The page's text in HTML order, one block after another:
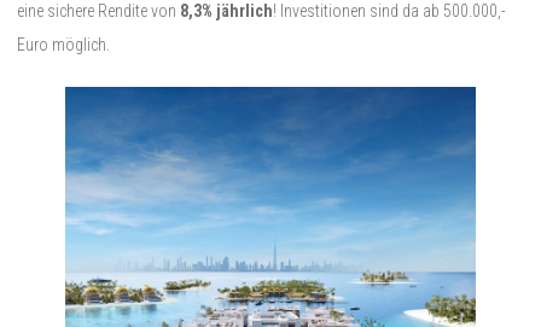
eine sichere Rendite von 8,3% jährlich! Investitionen sind da ab 500.000,-
Euro möglich.